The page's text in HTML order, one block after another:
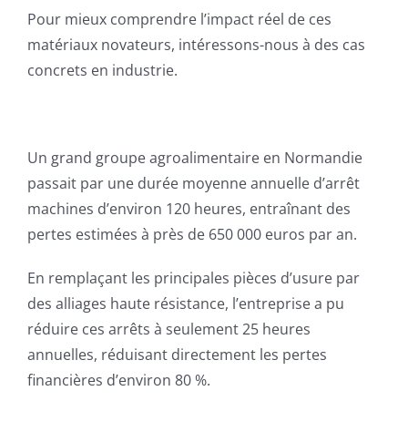
Pour mieux comprendre l’impact réel de ces
matériaux novateurs, intéressons-nous à des cas
concrets en industrie.
Un grand groupe agroalimentaire en Normandie
passait par une durée moyenne annuelle d’arrêt
machines d’environ 120 heures, entraînant des
pertes estimées à près de 650 000 euros par an.
En remplaçant les principales pièces d’usure par
des alliages haute résistance, l’entreprise a pu
réduire ces arrêts à seulement 25 heures
annuelles, réduisant directement les pertes
financières d’environ 80 %.